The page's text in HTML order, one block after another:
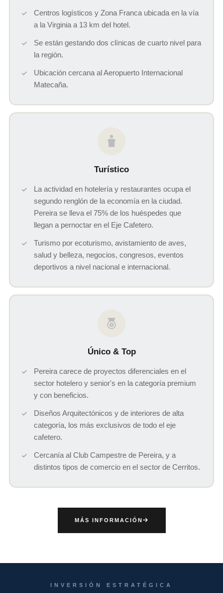
Centros logísticos y Zona Franca ubicada en la vía
a la Virginia a 13 km del hotel.
Se están gestando dos clínicas de cuarto nivel para
la región.
Ubicación cercana al Aeropuerto Internacional
Matecaña.
Turístico
La actividad en hotelería y restaurantes ocupa el
segundo renglón de la economía en la ciudad.
Pereira se lleva el 75% de los huéspedes que
llegan a pernoctar en el Eje Cafetero.
Turismo por ecoturismo, avistamiento de aves,
salud y belleza, negocios, congresos, eventos
deportivos a nivel nacional e internacional.
Único & Top
Pereira carece de proyectos diferenciales en el
sector hotelero y senior's en la categoría premium
y con beneficios.
Diseños Arquitectónicos y de interiores de alta
categoría, los más exclusivos de todo el eje
cafetero.
Cercanía al Club Campestre de Pereira, y a
distintos tipos de comercio en el sector de Cerritos.
MÁS INFORMACIÓN
INVERSIÓN ESTRATÉGICA